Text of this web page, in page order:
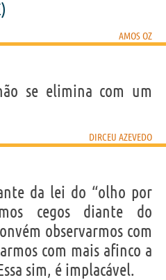
AMOS OZ
se elimina com um
DIRCEU AZEVEDO
da lei do “olho por
cegos diante do
observarmos com
com mais afinco a
sim, é implacável.